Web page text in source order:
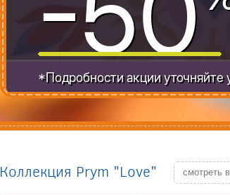
Коллекция Prym "Love" смотреть